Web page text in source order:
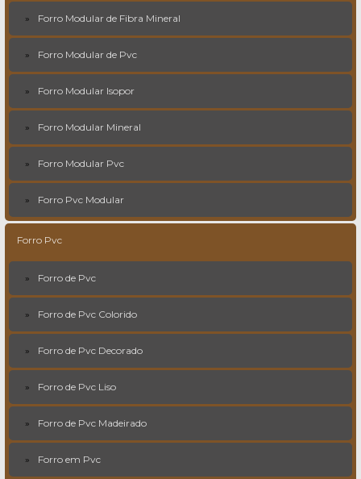
Forro Modular de Fibra Mineral
Forro Modular de Pvc
Forro Modular Isopor
Forro Modular Mineral
Forro Modular Pvc
Forro Pvc Modular
Forro Pvc
Forro de Pvc
Forro de Pvc Colorido
Forro de Pvc Decorado
Forro de Pvc Liso
Forro de Pvc Madeirado
Forro em Pvc